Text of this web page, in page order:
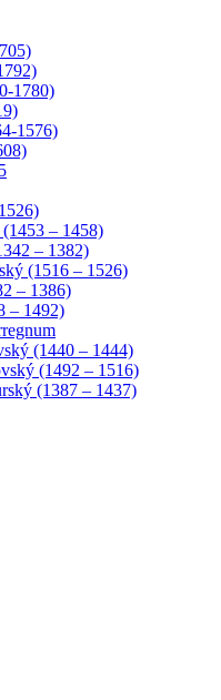
1780)
1576)
– 1458)
– 1382)
(1516 – 1526)
– 1386)
– 1492)
(1440 – 1444)
(1492 – 1516)
(1387 – 1437)